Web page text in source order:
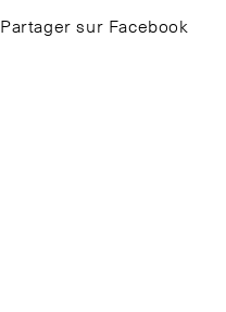
Partager sur Facebook